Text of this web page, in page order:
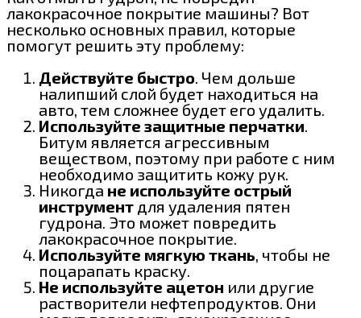
лакокрасочное покрытие машины? Вот
несколько основных правил, которые
помогут решить эту проблему:
Действуйте быстро. Чем дольше
налипший слой будет находиться на
авто, тем сложнее будет его удалить.
Используйте защитные перчатки.
Битум является агрессивным
веществом, поэтому при работе с ним
необходимо защитить кожу рук.
Никогда не используйте острый
инструмент для удаления пятен
гудрона. Это может повредить
лакокрасочное покрытие.
Используйте мягкую ткань, чтобы не
поцарапать краску.
Не используйте ацетон или другие
растворители нефтепродуктов. Они